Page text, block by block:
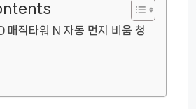
매직타워 N 자동 먼지 비움 청